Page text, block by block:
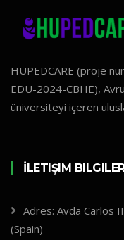
HUPEDCARE (proje
EDU-2024-CBHE),
üniversiteyi içeren
İLETIŞIM
Adres: Avda Carlos
(Spain)